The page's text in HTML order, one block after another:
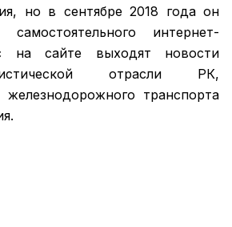
но в сентябре 2018 года он
самостоятельного интернет-
на сайте выходят новости
отрасли РК,
железнодорожного транспорта